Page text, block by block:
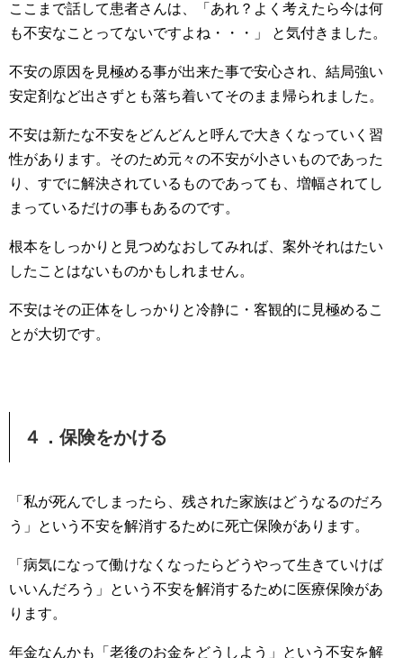
ここまで話して患者さんは、「あれ？よく考えたら今は何
も不安なことってないですよね・・・」 と気付きました。
不安の原因を見極める事が出来た事で安心され、結局強い
安定剤など出さずとも落ち着いてそのまま帰られました。
不安は新たな不安をどんどんと呼んで大きくなっていく習
性があります。そのため元々の不安が小さいものであった
り、すでに解決されているものであっても、増幅されてし
まっているだけの事もあるのです。
根本をしっかりと見つめなおしてみれば、案外それはたい
したことはないものかもしれません。
不安はその正体をしっかりと冷静に・客観的に見極めるこ
とが大切です。
４．保険をかける
「私が死んでしまったら、残された家族はどうなるのだろ
う」という不安を解消するために死亡保険があります。
「病気になって働けなくなったらどうやって生きていけば
いいんだろう」という不安を解消するために医療保険があ
ります。
年金なんかも「老後のお金をどうしよう」という不安を解